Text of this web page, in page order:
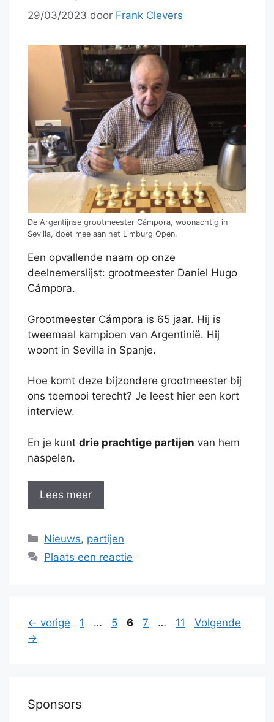
29/03/2023 door Frank Clevers
De Argentijnse grootmeester Cámpora, woonachtig in
Sevilla, doet mee aan het Limburg Open.
Een opvallende naam op onze
deelnemerslijst: grootmeester Daniel Hugo
Cámpora.
Grootmeester Cámpora is 65 jaar. Hij is
tweemaal kampioen van Argentinië. Hij
woont in Sevilla in Spanje.
Hoe komt deze bijzondere grootmeester bij
ons toernooi terecht? Je leest hier een kort
interview.
En je kunt drie prachtige partijen van hem
naspelen.
Lees meer
Categorieën
Nieuws, partijen
Plaats een reactie
← vorige Pagina
1 … Pagina
5 Pagina
6 Pagina
7 … Pagina
11
Volgende
→
Sponsors